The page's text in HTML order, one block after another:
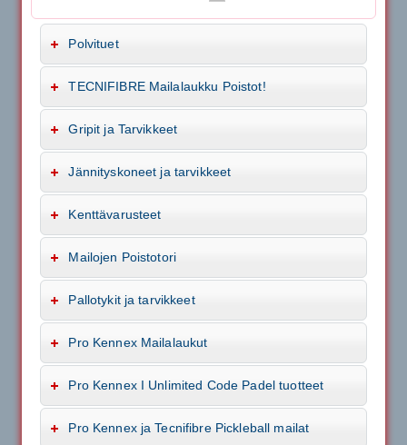
Polvituet
TECNIFIBRE Mailalaukku Poistot!
Gripit ja Tarvikkeet
Jännityskoneet ja tarvikkeet
Kenttävarusteet
Mailojen Poistotori
Pallotykit ja tarvikkeet
Pro Kennex Mailalaukut
Pro Kennex I Unlimited Code Padel tuotteet
Pro Kennex ja Tecnifibre Pickleball mailat